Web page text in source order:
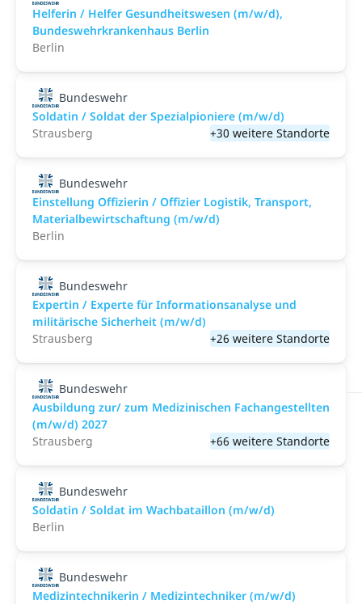
Helferin / Helfer Gesundheitswesen (m/w/d),
Bundeswehrkrankenhaus Berlin
Berlin
Bundeswehr
Soldatin / Soldat der Spezialpioniere (m/w/d)
Strausberg
+30 weitere Standorte
Bundeswehr
Einstellung Offizierin / Offizier Logistik, Transport,
Materialbewirtschaftung (m/w/d)
Berlin
Bundeswehr
Expertin / Experte für Informationsanalyse und
militärische Sicherheit (m/w/d)
Strausberg
+26 weitere Standorte
Bundeswehr
Ausbildung zur/ zum Medizinischen Fachangestellten
(m/w/d) 2027
Strausberg
+66 weitere Standorte
Bundeswehr
Soldatin / Soldat im Wachbataillon (m/w/d)
Berlin
Bundeswehr
Medizintechnikerin / Medizintechniker (m/w/d)